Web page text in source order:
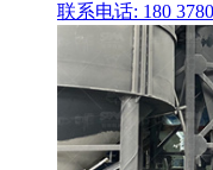
联系电话: 180